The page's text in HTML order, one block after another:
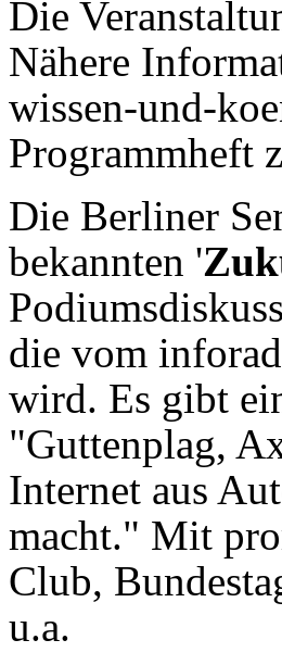
Die
Nähere
wissen-und-
Programmheft
Die Berliner
bekannten '
die vom
wird. Es gibt
"Guttenplag,
Internet aus
macht." Mit
Club,
u.a.